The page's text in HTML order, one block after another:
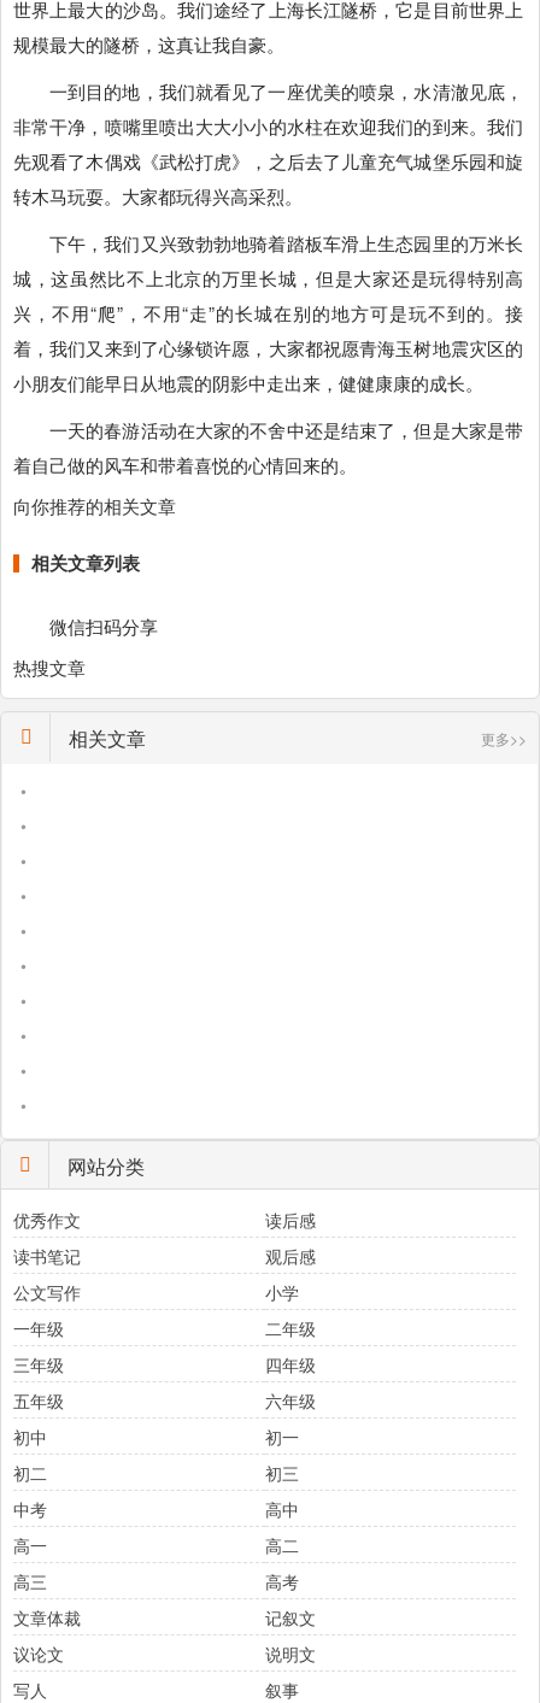
世界上最大的沙岛。我们途经了上海长江隧桥，它是目前世界上
规模最大的隧桥，这真让我自豪。
一到目的地，我们就看见了一座优美的喷泉，水清澈见底，
非常干净，喷嘴里喷出大大小小的水柱在欢迎我们的到来。我们
先观看了木偶戏《武松打虎》，之后去了儿童充气城堡乐园和旋
转木马玩耍。大家都玩得兴高采烈。
下午，我们又兴致勃勃地骑着踏板车滑上生态园里的万米长
城，这虽然比不上北京的万里长城，但是大家还是玩得特别高
兴，不用“爬”，不用“走”的长城在别的地方可是玩不到的。接
着，我们又来到了心缘锁许愿，大家都祝愿青海玉树地震灾区的
小朋友们能早日从地震的阴影中走出来，健健康康的成长。
一天的春游活动在大家的不舍中还是结束了，但是大家是带
着自己做的风车和带着喜悦的心情回来的。
向你推荐的相关文章
相关文章列表
微信扫码分享
热搜文章
相关文章 更多>>
•
•
•
•
•
•
•
•
•
•
网站分类
优秀作文
读后感
读书笔记
观后感
公文写作
小学
一年级
二年级
三年级
四年级
五年级
六年级
初中
初一
初二
初三
中考
高中
高一
高二
高三
高考
文章体裁
记叙文
议论文
说明文
写人
叙事